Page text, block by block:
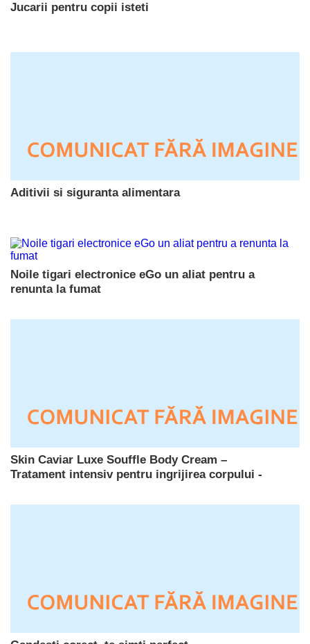
Jucarii pentru copii isteti
Aditivii si siguranta alimentara
Noile tigari electronice eGo un aliat pentru a
renunta la fumat
Skin Caviar Luxe Souffle Body Cream –
Tratament intensiv pentru ingrijirea corpului -